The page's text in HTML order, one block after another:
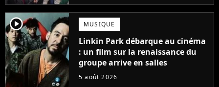
player2 MUSIQUE
Linkin Park débarque au cinéma
: un film sur la renaissance du
groupe arrive en salles
5 août 2026